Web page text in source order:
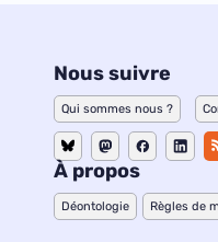
Nous suivre
Qui sommes nous ?
À propos
Déontologie Règles de